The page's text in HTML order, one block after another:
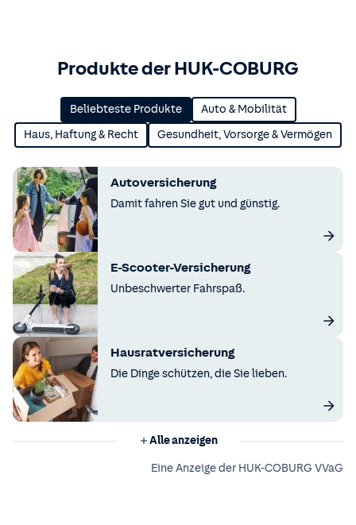
Produkte der HUK-COBURG
Beliebteste Produkte Auto & Mobilität
Haus, Haftung & Recht Gesundheit, Vorsorge & Vermögen
Autoversicherung
Damit fahren Sie gut und günstig.
E-Scooter-Versicherung
Unbeschwerter Fahrspaß.
Hausratversicherung
Die Dinge schützen, die Sie lieben.
Alle anzeigen
Eine Anzeige der HUK-COBURG VVaG